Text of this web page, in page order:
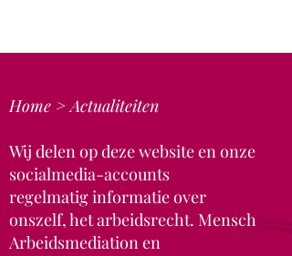
Home >Actualiteiten
Wij delen op deze website en onze
socialmedia-accounts
regelmatiginformatie over
onszelf, het arbeidsrecht. Mensch
Arbeidsmediation en